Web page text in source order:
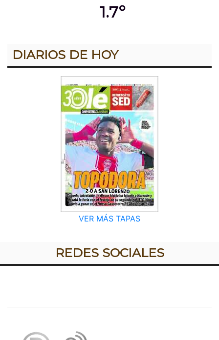
1.7º
DIARIOS DE HOY
VER MÁS TAPAS
REDES SOCIALES